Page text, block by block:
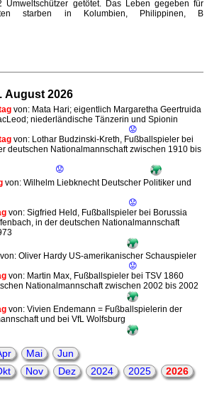
Umweltschützer getötet. Das Leben gegeben für
starben in Kolumbien, Philippinen, B
August 2026
von: Mata Hari; eigentlich Margaretha Geertruida
niederländische Tänzerin und Spionin
😟
von: Lothar Budzinski-Kreth, Fußballspieler bei
deutschen Nationalmannschaft zwischen 1910 bis
😟
von: Wilhelm Liebknecht Deutscher Politiker und
😟
von: Sigfried Held, Fußballspieler bei Borussia
in der deutschen Nationalmannschaft
von: Oliver Hardy US-amerikanischer Schauspieler
😟
von: Martin Max, Fußballspieler bei TSV 1860
Nationalmannschaft zwischen 2002 bis 2002
von: Vivien Endemann = Fußballspielerin der
und bei VfL Wolfsburg
Mai
Jun
Nov Dez 2024 2025
2026